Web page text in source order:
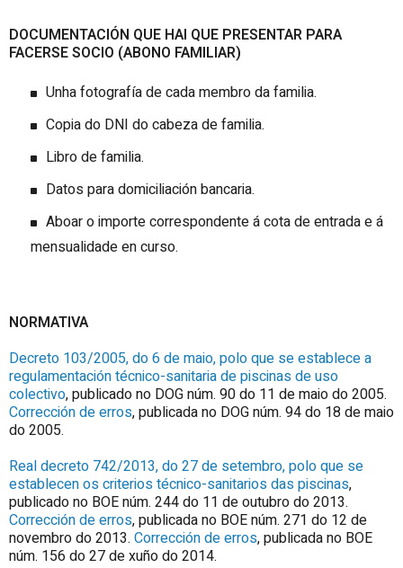
DOCUMENTACIÓN QUE HAI QUE PRESENTAR PARA
FACERSE SOCIO (ABONO FAMILIAR)
Unha fotografía de cada membro da familia.
Copia do DNI do cabeza de familia.
Libro de familia.
Datos para domiciliación bancaria.
Aboar o importe correspondente á cota de entrada e á
mensualidade en curso.
NORMATIVA
Decreto 103/2005, do 6 de maio, polo que se establece a
regulamentación técnico-sanitaria de piscinas de uso
colectivo, publicado no DOG núm. 90 do 11 de maio do 2005.
Corrección de erros, publicada no DOG núm. 94 do 18 de maio
do 2005.
Real decreto 742/2013, do 27 de setembro, polo que se
establecen os criterios técnico-sanitarios das piscinas,
publicado no BOE núm. 244 do 11 de outubro do 2013.
Corrección de erros, publicada no BOE núm. 271 do 12 de
novembro do 2013. Corrección de erros, publicada no BOE
núm. 156 do 27 de xuño do 2014.